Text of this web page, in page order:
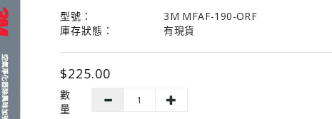
型號：
3M MFAF-190-ORF
庫存狀態：
有現貨
$225.00
數
量